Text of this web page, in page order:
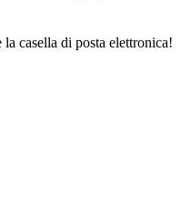
casella di posta elettronica!